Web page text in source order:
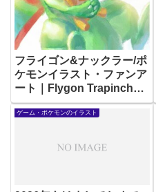
フライゴン&ナックラー/ポ
ケモンイラスト・ファンア
ート｜Flygon Trapinch
fan art /Pokémon
illustration
ゲーム・ポケモンのイラスト